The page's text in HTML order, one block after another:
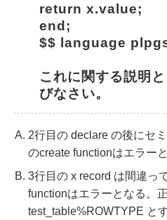
return x.value;
end;
$$ language
これに関する説明
びなさい。
2行目の declare の後にセ
のcreate functionはエラーと
3行目の x record は間違っ
functionはエラーとなる。
test_table%ROWTYPE とす